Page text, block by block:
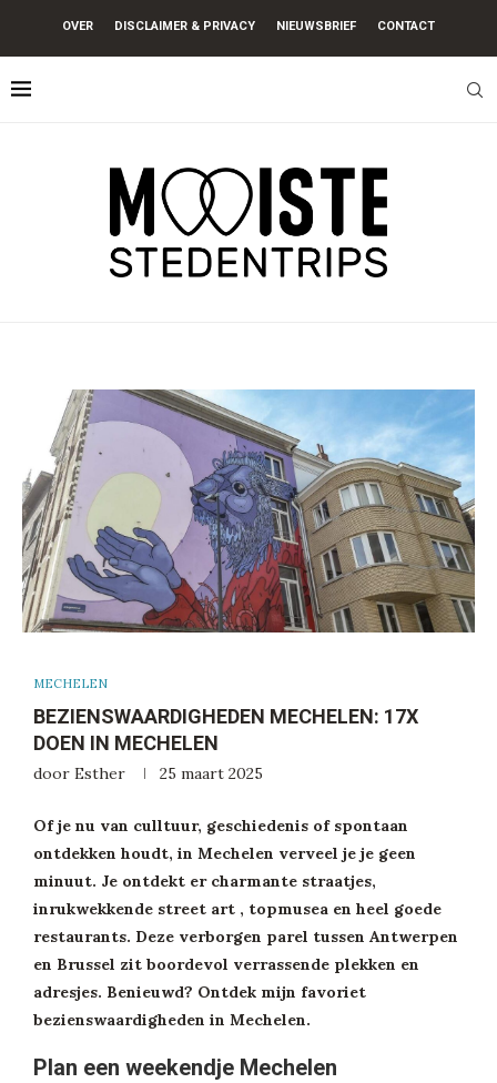
OVER DISCLAIMER & PRIVACY NIEUWSBRIEF CONTACT
MECHELEN
BEZIENSWAARDIGHEDEN MECHELEN: 17X
DOEN IN MECHELEN
door Esther 25 maart 2025
Of je nu van culltuur, geschiedenis of spontaan
ontdekken houdt, in Mechelen verveel je je geen
minuut. Je ontdekt er charmante straatjes,
inrukwekkende street art , topmusea en heel goede
restaurants. Deze verborgen parel tussen Antwerpen
en Brussel zit boordevol verrassende plekken en
adresjes. Benieuwd? Ontdek mijn favoriet
bezienswaardigheden in Mechelen.
Plan een weekendje Mechelen